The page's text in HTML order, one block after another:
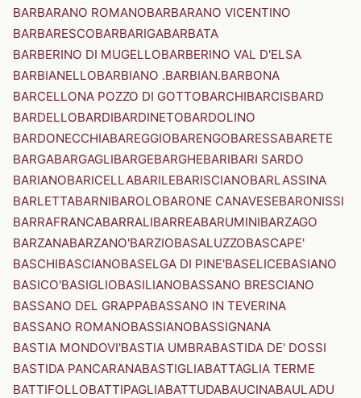
BARBARANO ROMANOBARBARANO VICENTINO
BARBARESCOBARBARIGABARBATA
BARBERINO DI MUGELLOBARBERINO VAL D'ELSA
BARBIANELLOBARBIANO .BARBIAN.BARBONA
BARCELLONA POZZO DI GOTTOBARCHIBARCISBARD
BARDELLOBARDIBARDINETOBARDOLINO
BARDONECCHIABAREGGIOBARENGOBARESSABARETE
BARGABARGAGLIBARGEBARGHEBARIBARI SARDO
BARIANOBARICELLABARILEBARISCIANOBARLASSINA
BARLETTABARNIBAROLOBARONE CANAVESEBARONISSI
BARRAFRANCABARRALIBARREABARUMINIBARZAGO
BARZANABARZANO'BARZIOBASALUZZOBASCAPE'
BASCHIBASCIANOBASELGA DI PINE'BASELICEBASIANO
BASICO'BASIGLIOBASILIANOBASSANO BRESCIANO
BASSANO DEL GRAPPABASSANO IN TEVERINA
BASSANO ROMANOBASSIANOBASSIGNANA
BASTIA MONDOVI'BASTIA UMBRABASTIDA DE' DOSSI
BASTIDA PANCARANABASTIGLIABATTAGLIA TERME
BATTIFOLLOBATTIPAGLIABATTUDABAUCINABAULADU